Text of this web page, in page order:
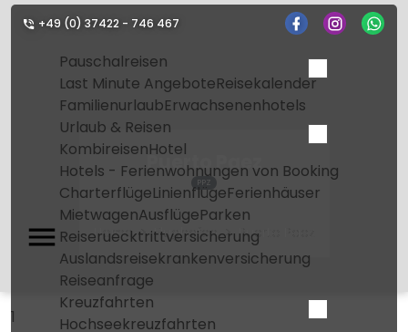
+49 (0) 37422 - 746 467
Pauschalreisen
Last Minute AngeboteReisekalender
FamilienurlaubErwachsenenhotels
Urlaub & Reisen
KombireisenHotel
Hotels - Ferienwohnungen von Booking
CharterflügeLinienflügeFerienhäuser
MietwagenAusflügeParken
Reiseruecktrittversicherung
Auslandsreisekrankenversicherung
Reiseanfrage
Kreuzfahrten
Hochseekreuzfahrten
Puerto Paez
PPZ
Home Flughafen Puerto Paez
1